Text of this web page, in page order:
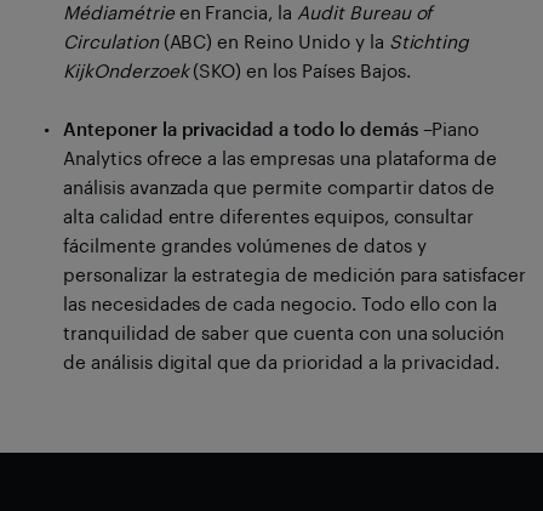
Médiamétrieen Francia, la Audit Bureau of
Circulation(ABC) en Reino Unido y la Stichting
KijkOnderzoek(SKO) en los Países Bajos.
Anteponer la privacidad a todo lo demás–Piano
Analytics ofrece a las empresas una plataforma de
análisis avanzada que permite compartir datos de
alta calidad entre diferentes equipos, consultar
fácilmente grandes volúmenes de datos y
personalizar la estrategia de medición para satisfacer
las necesidades de cada negocio. Todo ello con la
tranquilidad de saber que cuenta con una solución
de análisis digital que da prioridad a la privacidad.